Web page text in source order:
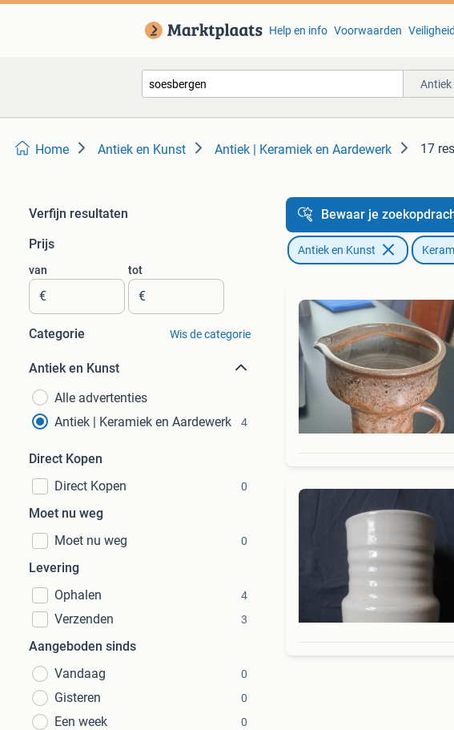
Help en info Voorwaarden
Antiek
Home Antiek en Kunst Antiek | Keramiek en Aardewerk 17
Verfijn resultaten
Prijs
van
€
tot
€
Categorie Wis de categorie
Antiek en Kunst
Alle advertenties
Antiek | Keramiek en Aardewerk
4
Direct Kopen
Direct Kopen
0
Moet nu weg
Moet nu weg
0
Levering
Ophalen
4
Verzenden 3
Aangeboden sinds
Vandaag
0
Gisteren 0
Een week 0
Bewaar je
Antiek en Kunst